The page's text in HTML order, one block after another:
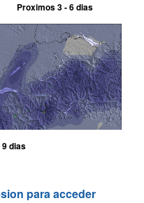
Proximos 3 - 6 dias
dias
para acceder